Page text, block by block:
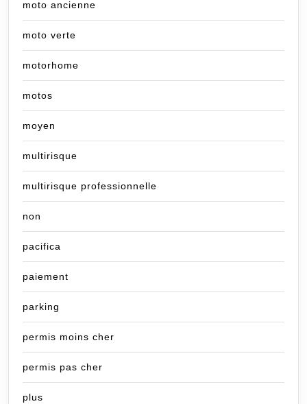
moto ancienne
moto verte
motorhome
motos
moyen
multirisque
multirisque professionnelle
non
pacifica
paiement
parking
permis moins cher
permis pas cher
plus